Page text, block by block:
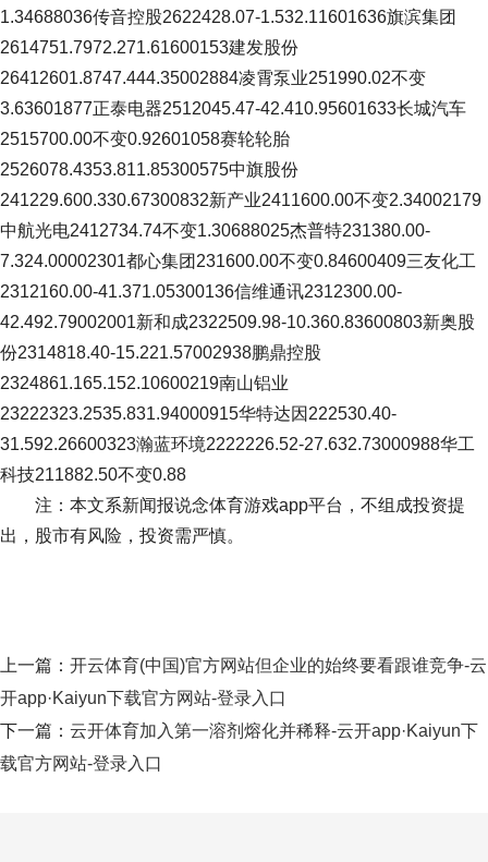
1.34688036传音控股2622428.07-1.532.11601636旗滨集团
2614751.7972.271.61600153建发股份
26412601.8747.444.35002884凌霄泵业251990.02不变
3.63601877正泰电器2512045.47-42.410.95601633长城汽车
2515700.00不变0.92601058赛轮轮胎
2526078.4353.811.85300575中旗股份
241229.600.330.67300832新产业2411600.00不变2.34002179
中航光电2412734.74不变1.30688025杰普特231380.00-
7.324.00002301都心集团231600.00不变0.84600409三友化工
2312160.00-41.371.05300136信维通讯2312300.00-
42.492.79002001新和成2322509.98-10.360.83600803新奥股
份2314818.40-15.221.57002938鹏鼎控股
2324861.165.152.10600219南山铝业
23222323.2535.831.94000915华特达因222530.40-
31.592.26600323瀚蓝环境2222226.52-27.632.73000988华工
科技211882.50不变0.88
注：本文系新闻报说念体育游戏app平台，不组成投资提
出，股市有风险，投资需严慎。
上一篇： 开云体育(中国)官方网站但企业的始终要看跟谁竞争-云
开app·Kaiyun下载官方网站-登录入口
下一篇： 云开体育加入第一溶剂熔化并稀释-云开app·Kaiyun下
载官方网站-登录入口